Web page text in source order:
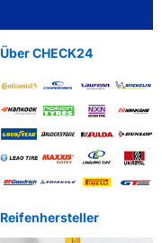
Über CHECK24
Reifenhersteller